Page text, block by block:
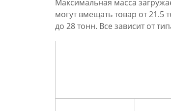
Максимальная масса
могут вмещать товар от 21.5
до 28 тонн. Все зависит от